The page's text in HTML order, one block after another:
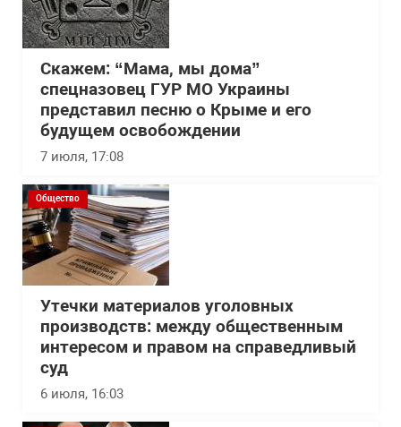
Скажем: “Мама, мы дома”
спецназовец ГУР МО Украины
представил песню о Крыме и его
будущем освобождении
7 июля, 17:08
Общество
Утечки материалов уголовных
производств: между общественным
интересом и правом на справедливый
суд
6 июля, 16:03